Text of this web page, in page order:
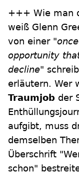
+++ Wie man
weiß Glenn
von einer
opportunity
decline"
erläutern. Wer
Traumjob der
aufgibt, muss
demselben
Überschrift
schon"